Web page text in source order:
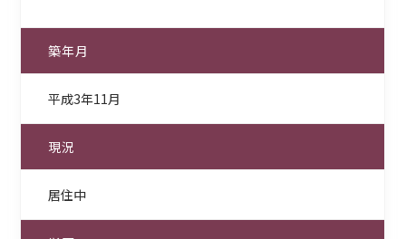
築年月
平成3年11月
現況
居住中